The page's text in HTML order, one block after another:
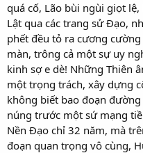
quá cố, Lão bùi ngùi giọt
Lật qua các trang sử Đạo,
phết đều tỏ ra cương
màn, trông cả một sự uy
kinh sợ e dè! Những Thiên
một trọng trách, xây dựng
không biết bao đoạn
núng trước một sứ mạng
Nền Đạo chỉ 32 năm, mà
đoạn quan trọng vô cùng,